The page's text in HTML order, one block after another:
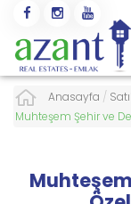
Anasayfa /
Muhteşem Şehir ve